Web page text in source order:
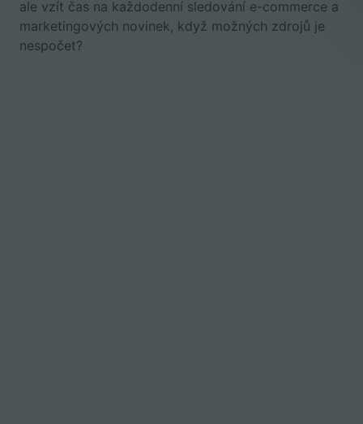
ale vzít čas na každodenní sledování e-commerce a
marketingových novinek, když možných zdrojů je
nespočet?